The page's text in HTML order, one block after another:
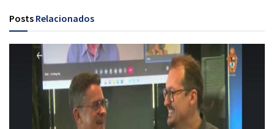
Posts Relacionados